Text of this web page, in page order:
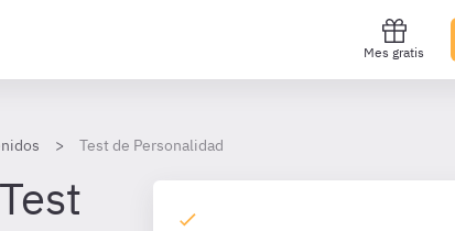
Mes gratis
Test de Personalidad